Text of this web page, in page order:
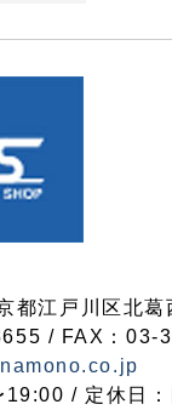
江戸川区北葛
/ FAX：03-
/ 定休日：